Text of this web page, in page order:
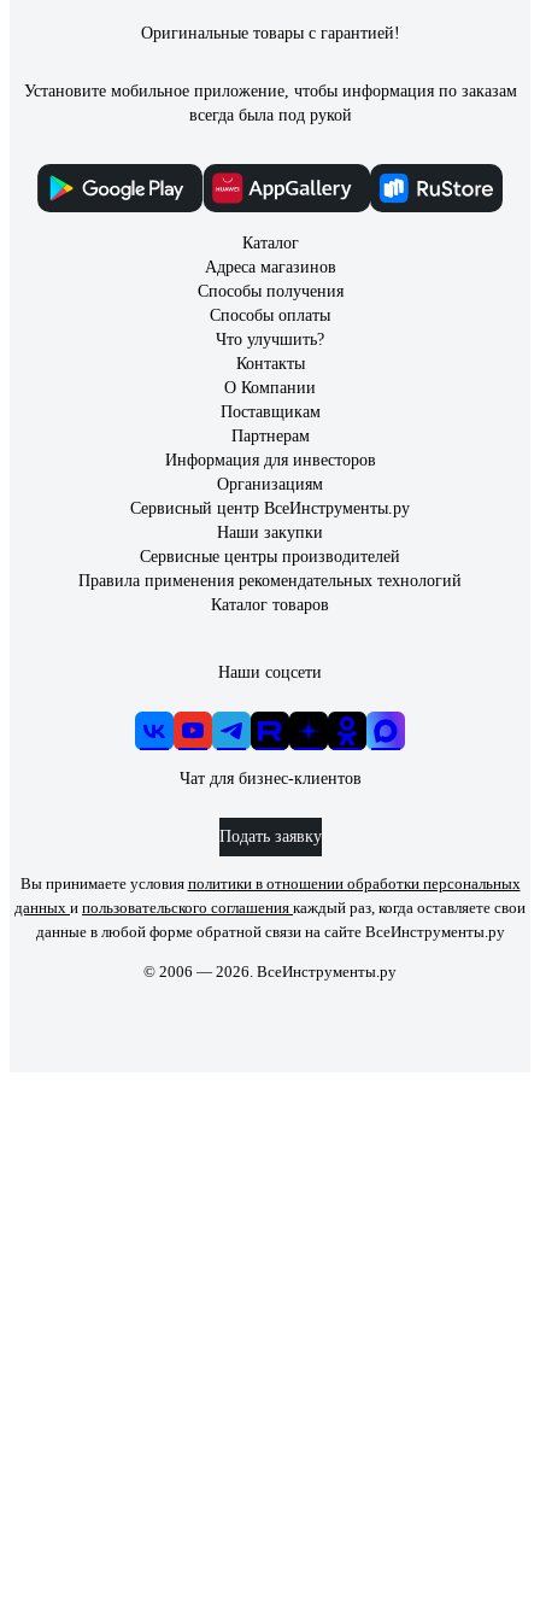
Оригинальные товары с гарантией!
Установите мобильное приложение, чтобы информация по заказам
всегда была под рукой
Каталог
Адреса магазинов
Способы получения
Способы оплаты
Что улучшить?
Контакты
О Компании
Поставщикам
Партнерам
Информация для инвесторов
Организациям
Сервисный центр ВсеИнструменты.ру
Наши закупки
Сервисные центры производителей
Правила применения рекомендательных технологий
Каталог товаров
Наши соцсети
Чат для бизнес-клиентов
Подать заявку
Вы принимаете условия политики в отношении обработки персональных
данных и пользовательского соглашения каждый раз, когда оставляете свои
данные в любой форме обратной связи на сайте ВсеИнструменты.ру
© 2006 — 2026. ВсеИнструменты.ру